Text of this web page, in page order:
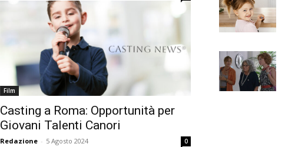
Film
Casting a Roma: Opportunità per
Giovani Talenti Canori
Redazione - 5 Agosto 2024 0